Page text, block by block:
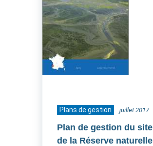
Plans de gestion juillet 2017
Plan de gestion du site
de la Réserve naturelle